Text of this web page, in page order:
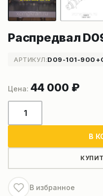
Распредвал
АРТИКУЛ:D09-101-
44 000 ₽
товара
900+C
В
В избранное